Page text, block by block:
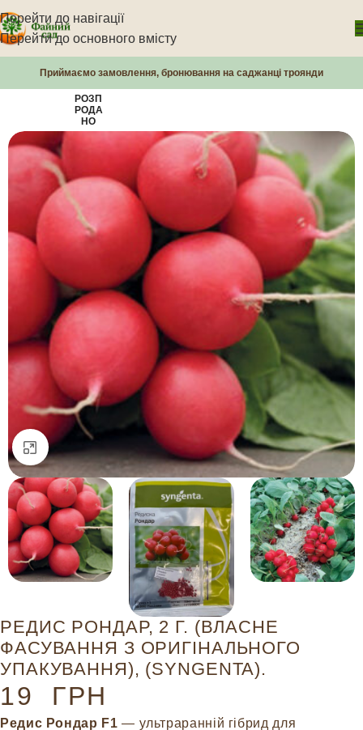
Перейти до навігації
Перейти до основного вмісту
Приймаємо замовлення, бронювання на саджанці троянди
РОЗП
РОДА
НО
Натисніть, щоб збільшити
РЕДИС РОНДАР, 2 Г. (ВЛАСНЕ
ФАСУВАННЯ З ОРИГІНАЛЬНОГО
УПАКУВАННЯ), (SYNGENTA).
19 ГРН
Редис Рондар F1 — ультраранній гібрид для